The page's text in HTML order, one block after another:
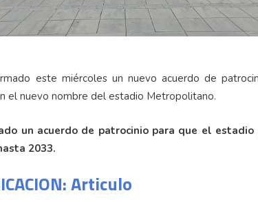
este miércoles un nuevo acuerdo de
el nuevo nombre del estadio Metropolitano.
un acuerdo de patrocinio para que el
2033.
Articulo